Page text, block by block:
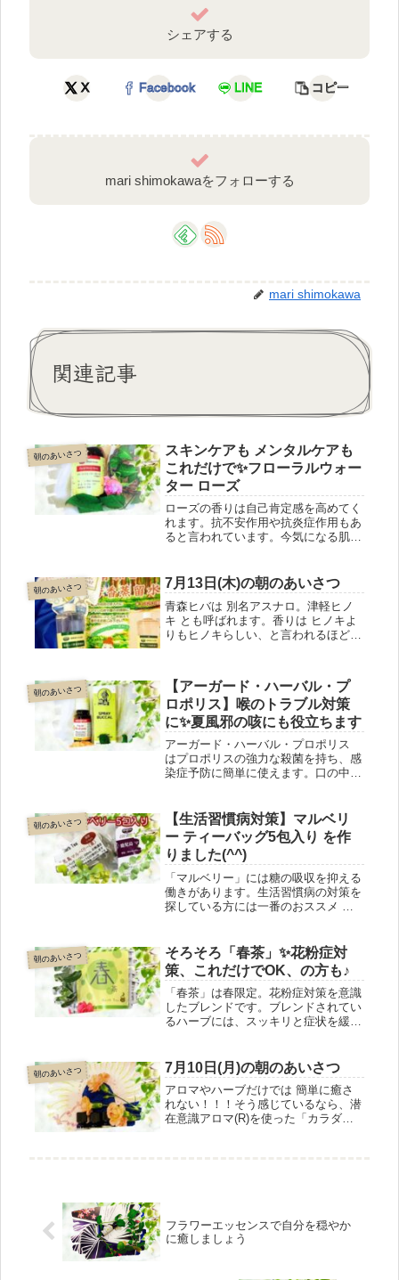
シェアする
X Facebook LINE コピー
mari shimokawaをフォローする
mari shimokawa
関連記事
朝のあいさつ
スキンケアも メンタルケアも
これだけで✨フローラルウォー
ター ローズ
ローズの香りは自己肯定感を高めてく
れます。抗不安作用や抗炎症作用もあ
ると言われています。今気になる肌荒
あれの予防にも効果が期待できます。
フローラルウォーター ローズ 一度お
試しください。
朝のあいさつ 7月13日(木)の朝のあいさつ
青森ヒバは 別名アスナロ。津軽ヒノ
キ とも呼ばれます。香りは ヒノキよ
りもヒノキらしい、と言われるほどで
るので 除菌用に使えますし、お風呂
に垂らしてヒノキ風呂気分も楽しめま
す。
朝のあいさつ
【アーガード・ハーバル・プ
ロポリス】喉のトラブル対策
に✨夏風邪の咳にも役立ちます
アーガード・ハーバル・プロポリス
はプロポリスの強力な殺菌を持ち、感
染症予防に簡単に使えます。口の中に
時にもワンプッシュで 咳が治まりま
す。電車の中などでとっても助かりま
すヨ。鞄にひとつご用意ください(^^)
朝のあいさつ
【生活習慣病対策】マルベリ
ー ティーバッグ5包入り を作
りました(^^)
「マルベリー」には糖の吸収を抑える
働きがあります。生活習慣病の対策を
探している方には一番のおススメ ！
ティーバッグ5包入りを作りました♪血
糖値をコントロールしたい方、お試し
ください！
朝のあいさつ
そろそろ「春茶」✨花粉症対
策、これだけでOK、の方も♪
「春茶」は春限定。花粉症対策を意識
したブレンドです。ブレンドされてい
るハーブには、スッキリと症状を緩和
始ですが、船橋おくすり舎では 昨シ
ーズンのもの(賞味期限2026.1月)を若
干価格を抑えて販売してます。
朝のあいさつ 7月10日(月)の朝のあいさつ
アロマやハーブだけでは 簡単に癒さ
れない！！！そう感じているなら、潜
在意識アロマ(R)を使った「カラダと
フラワーエッセンスで自分を穏やか
に癒しましょう